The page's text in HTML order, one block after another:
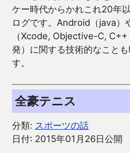
ケー時代からかれこれ20年
ログです。Android（java）
（Xcode, Objective-C,
発）に関する技術的なこと
す。
全豪テニス
分類: スポーツの話
日付: 2015年01月26日公開